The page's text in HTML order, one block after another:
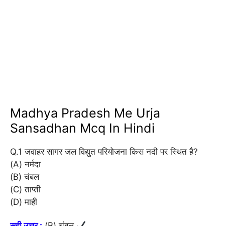
Madhya Pradesh Me Urja
Sansadhan Mcq In Hindi
Q.1 जवाहर सागर जल विद्युत परियोजना किस नदी पर स्थित है?
(A) नर्मदा
(B) चंबल
(C) ताप्ती
(D) माही